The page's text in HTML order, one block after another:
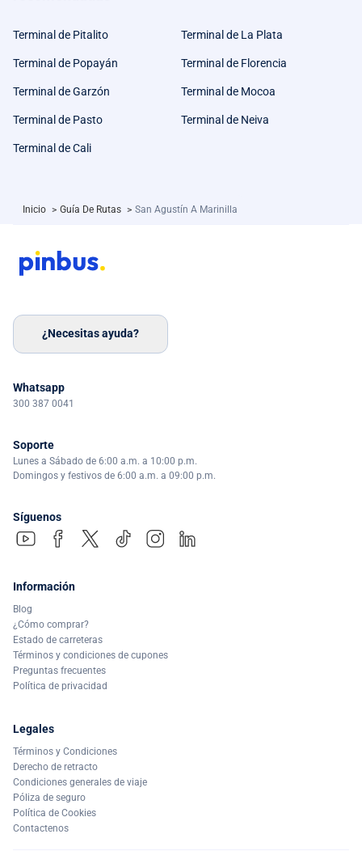
Terminal de Pitalito Terminal de La Plata
Terminal de Popayán Terminal de Florencia
Terminal de Garzón Terminal de Mocoa
Terminal de Pasto Terminal de Neiva
Terminal de Cali
Inicio > Guía De Rutas > San Agustín A Marinilla
¿Necesitas ayuda?
Whatsapp
300 387 0041
Soporte
Lunes a Sábado de 6:00 a.m. a 10:00 p.m.
Domingos y festivos de 6:00 a.m. a 09:00 p.m.
Síguenos
Información
Blog
¿Cómo comprar?
Estado de carreteras
Términos y condiciones de cupones
Preguntas frecuentes
Política de privacidad
Legales
Términos y Condiciones
Derecho de retracto
Condiciones generales de viaje
Póliza de seguro
Política de Cookies
Contactenos